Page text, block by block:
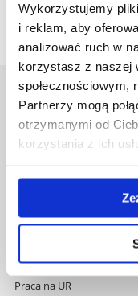
Wykorzystujemy
i reklam, aby
analizować ruch w
korzystasz z naszej
społecznościowym,
Partnerzy mogą
otrzymanymi od
korzystania z ich
Al.
35-959
przejdź
treści
Polityka prywatności
Wydawnictwo
Studia podyplomowe
Praca na UR